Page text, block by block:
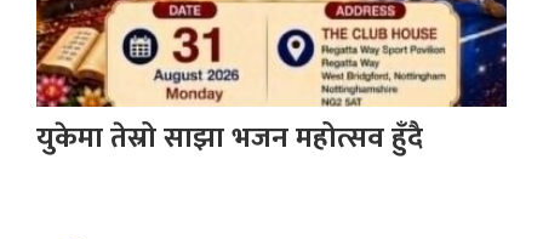
युकेमा तेस्रो साझा भजन महोत्सव हुँदै